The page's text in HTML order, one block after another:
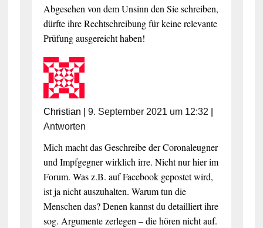
Abgesehen von dem Unsinn den Sie schreiben,
dürfte ihre Rechtschreibung für keine relevante
Prüfung ausgereicht haben!
Christian 9. September 2021 um 12:32
Antworten
Mich macht das Geschreibe der Coronaleugner
und Impfgegner wirklich irre. Nicht nur hier im
Forum. Was z.B. auf Facebook gepostet wird,
ist ja nicht auszuhalten. Warum tun die
Menschen das? Denen kannst du detailliert ihre
sog. Argumente zerlegen – die hören nicht auf.